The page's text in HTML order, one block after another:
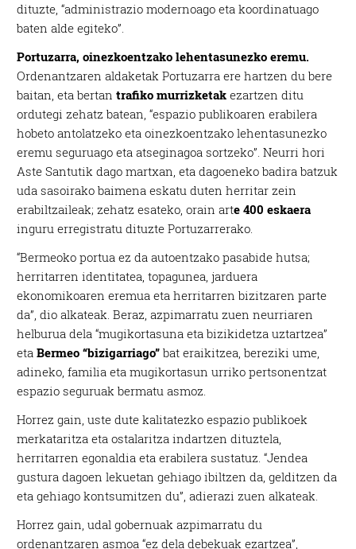
dituzte, “administrazio modernoago eta koordinatuago
baten alde egiteko”.
Portuzarra, oinezkoentzako lehentasunezko eremu.
Ordenantzaren aldaketak Portuzarra ere hartzen du bere
baitan, eta bertantrafiko murrizketak ezartzen ditu
ordutegi zehatz batean, “espazio publikoaren erabilera
hobeto antolatzeko eta oinezkoentzako lehentasunezko
eremu seguruago eta atseginagoa sortzeko”. Neurri hori
Aste Santutik dago martxan, eta dagoeneko badira batzuk
uda sasoirako baimena eskatu duten herritar zein
erabiltzaileak; zehatz esateko, orain arte 400 eskaera
inguru erregistratu dituzte Portuzarrerako.
“Bermeoko portua ez da autoentzako pasabide hutsa;
herritarren identitatea, topagunea, jarduera
ekonomikoaren eremua eta herritarren bizitzaren parte
da”, dio alkateak. Beraz, azpimarratu zuen neurriaren
helburua dela “mugikortasuna eta bizikidetza uztartzea”
eta Bermeo “bizigarriago” bat eraikitzea, bereziki ume,
adineko, familia eta mugikortasun urriko pertsonentzat
espazio seguruak bermatu asmoz.
Horrez gain, uste dute kalitatezko espazio publikoek
merkataritza eta ostalaritza indartzen dituztela,
herritarren egonaldia eta erabilera sustatuz. “Jendea
gustura dagoen lekuetan gehiago ibiltzen da, gelditzen da
eta gehiago kontsumitzen du”, adierazi zuen alkateak.
Horrez gain, udal gobernuak azpimarratu du
ordenantzaren asmoa “ez dela debekuak ezartzea”,